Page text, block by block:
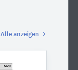
Alle anzeigen